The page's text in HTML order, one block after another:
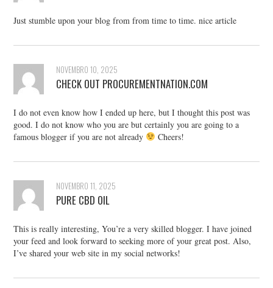
Just stumble upon your blog from from time to time. nice article
NOVEMBRO 10, 2025
CHECK OUT PROCUREMENTNATION.COM
I do not even know how I ended up here, but I thought this post was
good. I do not know who you are but certainly you are going to a
famous blogger if you are not already
Cheers!
NOVEMBRO 11, 2025
PURE CBD OIL
This is really interesting, You’re a very skilled blogger. I have joined
your feed and look forward to seeking more of your great post. Also,
I’ve shared your web site in my social networks!